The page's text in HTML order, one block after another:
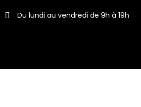
Du lundi au vendredi de 9h à 19h